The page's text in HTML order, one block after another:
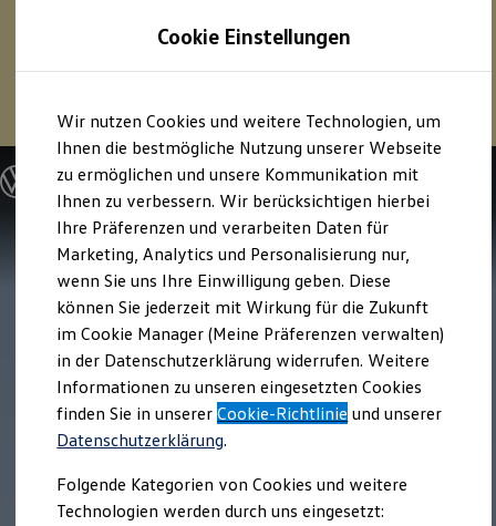
Hauptinhalt
springen
Footer
springen
Profitieren Sie von bis zu6.000 € 1
VolkswagenID. oder
Hybridmodelle.
Mehr zur E‑Auto-Förderung
Modelle und Konfigurator
Konfigurator
Modelle vergleichen
Konfiguration laden
Autosuche
Elektroautos
ENERGY Sondermodelle
Nutzfahrzeuge
SUV und CUV
Familienautos
Kombis
Kompaktwagen
Sportwagen
Schnell verfügbare Fahrzeuge
Angebote und Produkte
Aktuelle Angebote
E-Auto-Förderung
Volkswagen Marktplatz
Cookie Einstellungen
Wir nutzen Cookies und weitere Technologien, um
Ihnen die bestmögliche Nutzung unserer Webseite
zu ermöglichen und unsere Kommunikation mit
Ihnen zu verbessern. Wir berücksichtigen hierbei
Ihre Präferenzen und verarbeiten Daten für
Marketing, Analytics und Personalisierung nur,
wenn Sie uns Ihre Einwilligung geben. Diese
können Sie jederzeit mit Wirkung für die Zukunft
im Cookie Manager (Meine Präferenzen verwalten)
in der Datenschutzerklärung widerrufen. Weitere
Informationen zu unseren eingesetzten Cookies
finden Sie in unsererCookie-Richtlinie und unserer
Datenschutzerklärung.
Folgende Kategorien von Cookies und weitere
Technologien werden durch uns eingesetzt: